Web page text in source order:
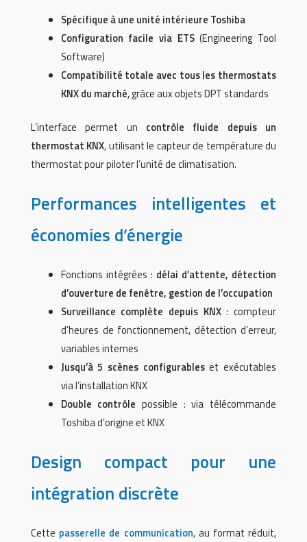
Spécifique à une unité intérieure Toshiba
Configuration facile via ETS(Engineering Tool
Software)
Compatibilité totale avec tous les thermostats
KNX du marché, grâce aux objets DPT standards
L’interface permet un contrôle fluide depuis un
thermostat KNX, utilisant le capteur de température du
thermostat pour piloter l’unité de climatisation.
Performances intelligentes et
économies d’énergie
Fonctions intégrées : délai d’attente, détection
d’ouverture de fenêtre, gestion de l’occupation
Surveillance complète depuis KNX: compteur
d’heures de fonctionnement, détection d’erreur,
variables internes
Jusqu’à 5 scènes configurableset exécutables
via l’installation KNX
Double contrôle possible : via télécommande
Toshiba d’origine et KNX
Design compact pour une
intégration discrète
Cette passerelle de communication, au format réduit,